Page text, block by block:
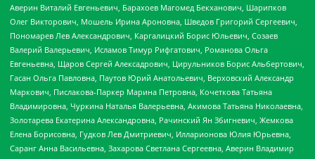
Аверин Виталий Евгеньевич, Барахоев Магомед Бекханович, Шарипков
Олег Викторович, Мошель Ирина Ароновна, Шведов Григорий Сергеевич,
Пономарев Лев Александрович, Каргалицкий Борис Юльевич, Созаев
Валерий Валерьевич, Исламов Тимур Рифгатович, Романова Ольга
Евгеньевна, Щаров Сергей Алексадрович, Цирульников Борис Альбертович,
Гасан Ольга Павловна, Паутов Юрий Анатольевич, Верховский Александр
Маркович, Пислакова-Паркер Марина Петровна, Кочеткова Татьяна
Владимировна, Чуркина Наталья Валерьевна, Акимова Татьяна Николаевна,
Золотарева Екатерина Александровна, Рачинский Ян Збигневич, Жемкова
Елена Борисовна, Гудков Лев Дмитриевич, Илларионова Юлия Юрьевна,
Саранг Анна Васильевна, Захарова Светлана Сергеевна, Аверин Владимир